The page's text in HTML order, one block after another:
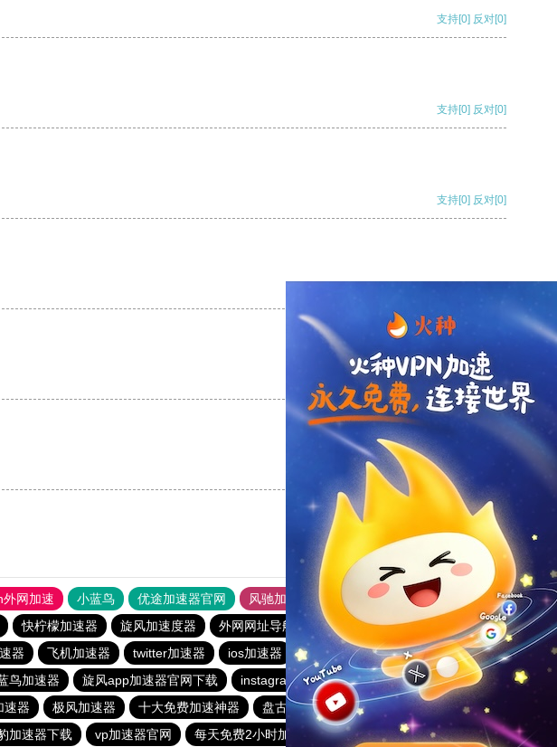
支持[0] 反对[0]
支持[0] 反对[0]
支持[0] 反对[0]
支持 [0] 反对 [0]
支持
网加速 小蓝鸟 优途加速器官网 风驰加速器
旋风加速器
快柠檬加速器 旋风加速度器 外网网址导航 软件中心 雷霆加速
狂飙加速器
器 飞机加速器 twitter加速器 ios加速器 快喵vp加速器
雷霆vp加速器
鸟加速器 旋风app加速器官网下载 instagram免费加速器
火箭vp加速器官网
速器 极风加速器 十大免费加速神器 盘古加速器
原子加速app下载安装
加速器下载 vp加速器官网 每天免费2小时加速器 极光aurora加速器 河马加速